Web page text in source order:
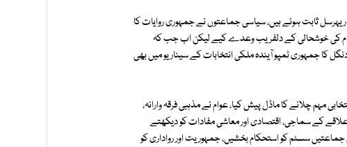
ثابت ہوئے ہیں، سیاسی جماعتوں نے جمہوری روایات کا
عوام کی خوشحالی کے دلفریب وعدے کیے لیکن اب جب کہ
کا جمہوری ٹمپو آیندہ ملکی انتخابات کے سیناریو میں بھی
مہم چلانے کا ماڈل پیش کیا، عوام نے مذہبی فرقہ وارانہ،
کے سماجی، اقتصادی اور معاشی مفادات کو دیکھتے
سسٹم کو استحکام بخشیں، جمہوریت اور رواداری کو